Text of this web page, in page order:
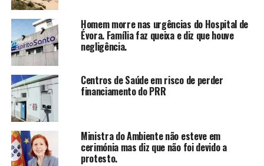
Homem morre nas urgências do Hospital de
Évora. Família faz queixa e diz que houve
negligência.
Centros de Saúde em risco de perder
financiamento do PRR
Ministra do Ambiente não esteve em
cerimónia mas diz que não foi devido a
protesto.